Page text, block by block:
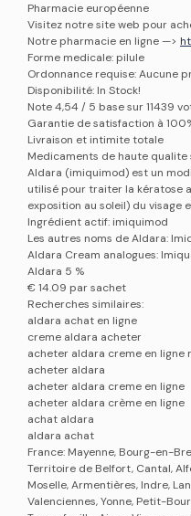
Pharmacie européenne
Visitez notre site web pour
Notre pharmacie en ligne —>
Forme medicale: pilule
Ordonnance requise: Aucune
Disponibilité: In Stock!
Note 4,54 / 5 base sur 11439
Garantie de satisfaction à
Livraison et intimite totale
Medicaments de haute qualite
Aldara (imiquimod) est un
utilisé pour traiter la kératose
exposition au soleil) du visage
Ingrédient actif: imiquimod
Les autres noms de Aldara:
Aldara Cream analogues:
Aldara 5 %
€ 14.09 par sachet
Recherches similaires:
aldara achat en ligne
creme aldara acheter
acheter aldara creme en ligne
acheter aldara
acheter aldara creme en ligne
acheter aldara crème en ligne
achat aldara
aldara achat
France: Mayenne, Bourg-en-
Territoire de Belfort, Cantal,
Moselle, Armentières, Indre,
Valenciennes, Yonne, Petit-